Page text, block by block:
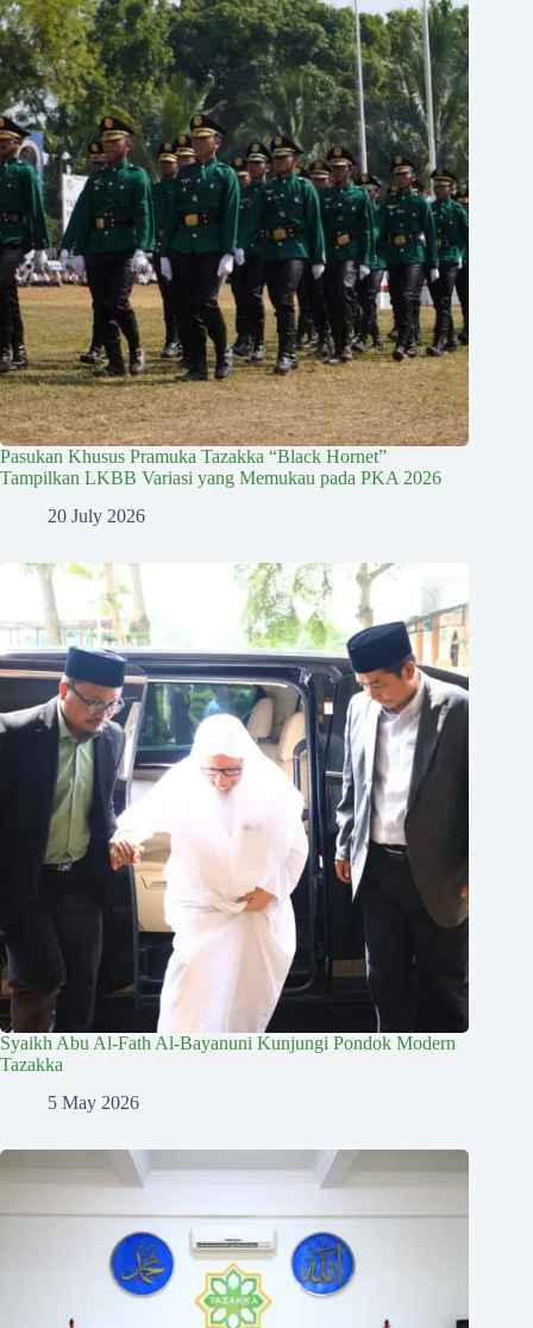
Pasukan Khusus Pramuka Tazakka “Black Hornet”
Tampilkan LKBB Variasi yang Memukau pada PKA 2026
20 July 2026
Syaikh Abu Al-Fath Al-Bayanuni Kunjungi Pondok Modern
Tazakka
5 May 2026